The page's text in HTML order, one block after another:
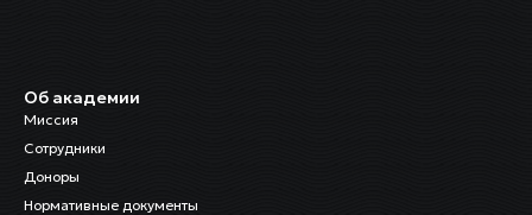
Об академии
Миссия
Сотрудники
Доноры
Нормативные документы